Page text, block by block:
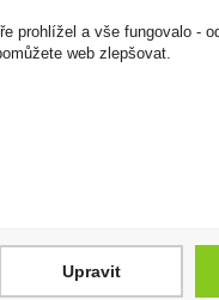
Cena za: 1
Skladem:
prohlížel a vše fungovalo -
web zlepšovat.
Upravit